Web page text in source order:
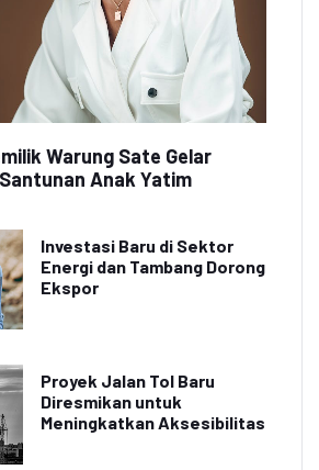
Warung Sate Gelar
Anak Yatim
Investasi Baru di Sektor
Energi dan Tambang Dorong
Ekspor
Proyek Jalan Tol Baru
Diresmikan untuk
Meningkatkan Aksesibilitas